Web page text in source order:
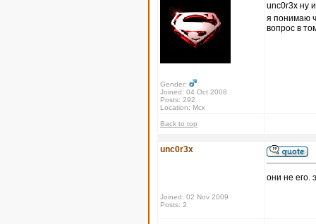
Gender:
Joined: 04 Oct 2008
Posts: 292
Location: Мск
unc0r3x ну
я понимаю
вопрос в
Back to top
unc0r3x
Joined: 02 Nov 2009
Posts: 2
они не его.